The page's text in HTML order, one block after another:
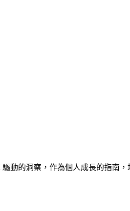
動的洞察，作為個人成長的指南